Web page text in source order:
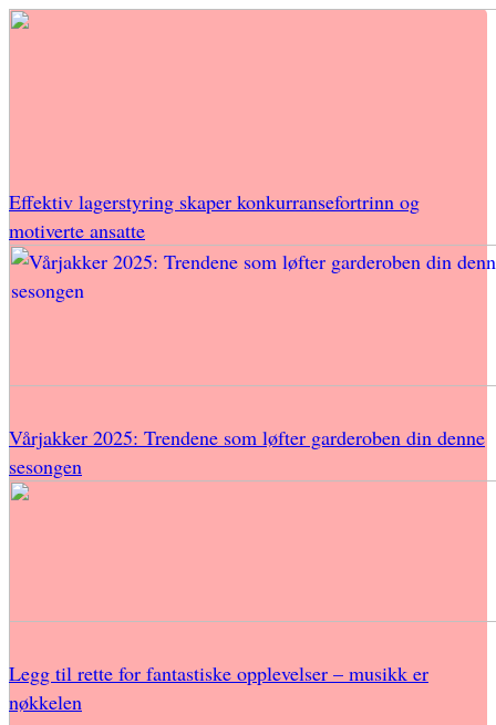
Effektiv lagerstyring skaper konkurransefortrinn og
motiverte ansatte
Vårjakker 2025: Trendene som løfter garderoben din denne
sesongen
Legg til rette for fantastiske opplevelser – musikk er
nøkkelen